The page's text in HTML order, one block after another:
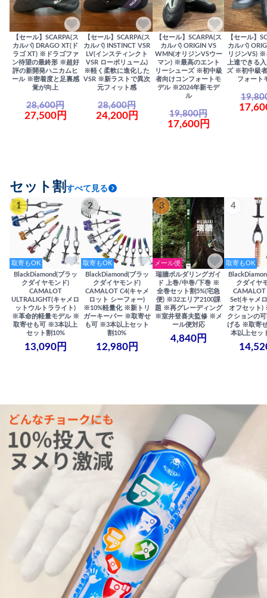
【セール】SCARPA(ス
カルパ) DRAGO XT(ド
ラゴ XT) ※ドラゴファ
ン待望の最終形 ※超好
評の新開発ハニカムヒ
ール ※密着度と足裏感
覚が向上
28,600円
27,500円
【セール】SCARPA(ス
カルパ) INSTINCT VSR
LV(インスティンクト
VSR ローボリューム)
※軽く柔軟に進化した
VSR ※新ラストで異次
元フィット感
28,600円
24,200円
【セール】SCARPA(ス
カルパ) ORIGIN VS
WMN(オリジンVSウー
マン) ※最高のエント
リーシューズ ※初中級
者向けコンフォートモ
デル ※2024年新モデ
ル
19,800円
17,600円
【セール】
カルパ)
リジンVS) ※
上達できる
ズ ※初中級
フォート
セット割 すべて見る
1
取寄もOK
BlackDiamond(ブラッ
クダイヤモンド)
CAMALOT
ULTRALIGHT(キャメロ
ットウルトラライト)
※革命的軽量モデル ※
取寄せも可 ※3本以上
セット割10%
13,090円
2
取寄もOK
BlackDiamond(ブラッ
クダイヤモンド)
CAMALOT C4(キャメ
ロット シーフォー)
※10%軽量化 ※新トリ
ガーキーパー ※取寄せ
も可 ※3本以上セット
割10%
12,980円
3
メール便
瑞牆ボルダリングガイ
ド 上巻/中巻/下巻 ※
全巻セット割5%(宅急
便) ※32エリア2100課
題 ※再グレーディング
※室井登喜夫監修 ※メ
ール便対応
4,840円
4
取寄もOK
クダイヤ
Set(キャメ
オフセット)
クションの
げる ※取寄
本以上セッ